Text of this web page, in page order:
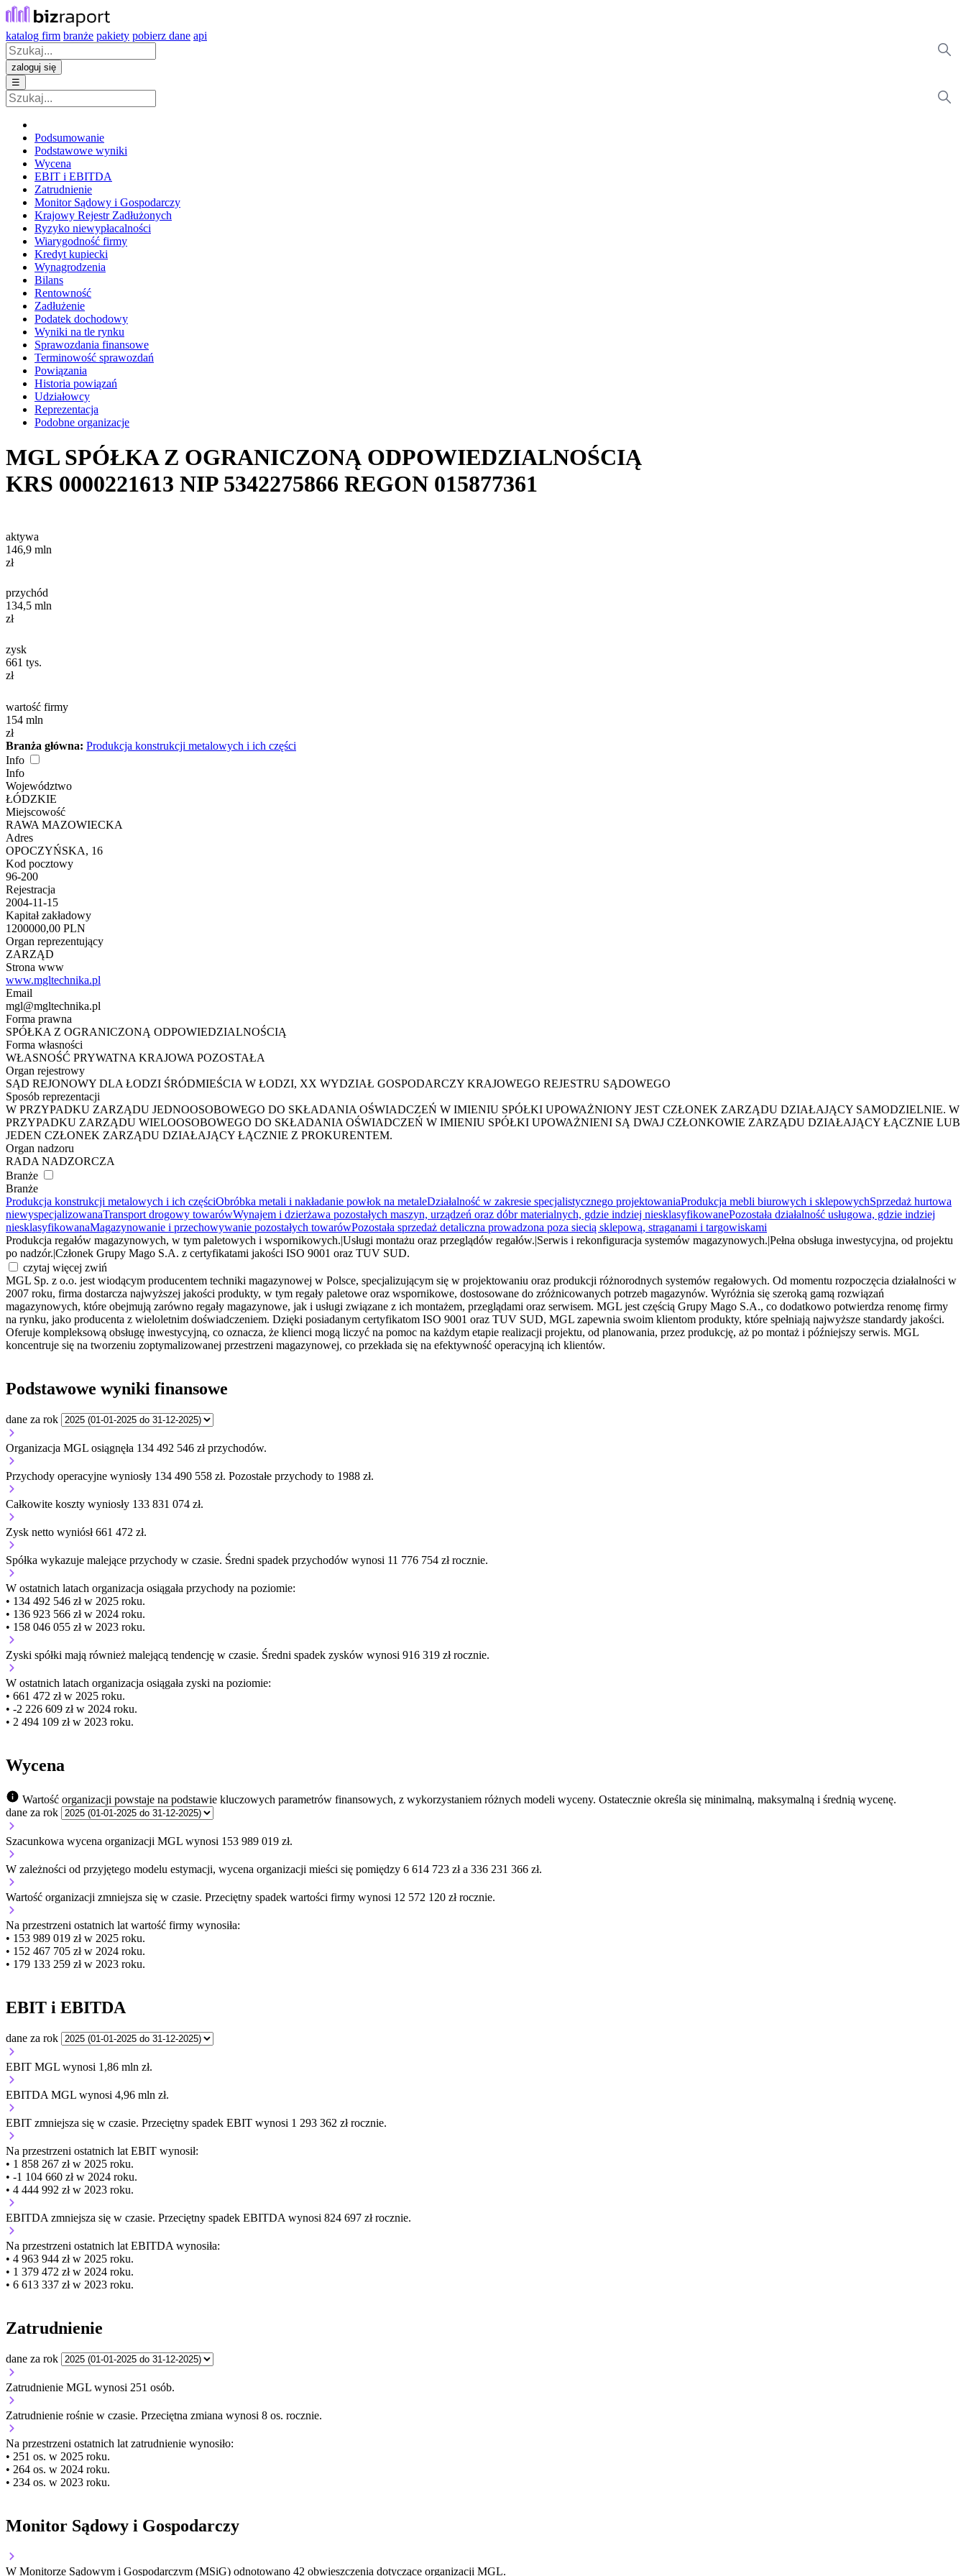
katalog firm branże pakiety pobierz dane api
zaloguj się
☰
Podsumowanie
Podstawowe wyniki
Wycena
EBIT i EBITDA
Zatrudnienie
Monitor Sądowy i Gospodarczy
Krajowy Rejestr Zadłużonych
Ryzyko niewypłacalności
Wiarygodność firmy
Kredyt kupiecki
Wynagrodzenia
Bilans
Rentowność
Zadłużenie
Podatek dochodowy
Wyniki na tle rynku
Sprawozdania finansowe
Terminowość sprawozdań
Powiązania
Historia powiązań
Udziałowcy
Reprezentacja
Podobne organizacje
MGL SPÓŁKA Z OGRANICZONĄ ODPOWIEDZIALNOŚCIĄ
KRS 0000221613 NIP 5342275866 REGON 015877361
aktywa
146,9 mln
zł
przychód
134,5 mln
zł
zysk
661 tys.
zł
wartość firmy
154 mln
zł
Branża główna: Produkcja konstrukcji metalowych i ich części
Info
Info
Województwo
ŁÓDZKIE
Miejscowość
RAWA MAZOWIECKA
Adres
OPOCZYŃSKA, 16
Kod pocztowy
96-200
Rejestracja
2004-11-15
Kapitał zakładowy
1200000,00 PLN
Organ reprezentujący
ZARZĄD
Strona www
www.mgltechnika.pl
Email
mgl@mgltechnika.pl
Forma prawna
SPÓŁKA Z OGRANICZONĄ ODPOWIEDZIALNOŚCIĄ
Forma własności
WŁASNOŚĆ PRYWATNA KRAJOWA POZOSTAŁA
Organ rejestrowy
SĄD REJONOWY DLA ŁODZI ŚRÓDMIEŚCIA W ŁODZI, XX WYDZIAŁ GOSPODARCZY KRAJOWEGO REJESTRU SĄDOWEGO
Sposób reprezentacji
W PRZYPADKU ZARZĄDU JEDNOOSOBOWEGO DO SKŁADANIA OŚWIADCZEŃ W IMIENIU SPÓŁKI UPOWAŻNIONY JEST CZŁONEK ZARZĄDU DZIAŁAJĄCY SAMODZIELNIE. W
PRZYPADKU ZARZĄDU WIELOOSOBOWEGO DO SKŁADANIA OŚWIADCZEŃ W IMIENIU SPÓŁKI UPOWAŻNIENI SĄ DWAJ CZŁONKOWIE ZARZĄDU DZIAŁAJĄCY ŁĄCZNIE LUB
JEDEN CZŁONEK ZARZĄDU DZIAŁAJĄCY ŁĄCZNIE Z PROKURENTEM.
Organ nadzoru
RADA NADZORCZA
Branże
Branże
Produkcja konstrukcji metalowych i ich częściObróbka metali i nakładanie powłok na metaleDziałalność w zakresie specjalistycznego projektowaniaProdukcja mebli biurowych i sklepowychSprzedaż hurtowa
niewyspecjalizowanaTransport drogowy towarówWynajem i dzierżawa pozostałych maszyn, urządzeń oraz dóbr materialnych, gdzie indziej niesklasyfikowanePozostała działalność usługowa, gdzie indziej
niesklasyfikowanaMagazynowanie i przechowywanie pozostałych towarówPozostała sprzedaż detaliczna prowadzona poza siecią sklepową, straganami i targowiskami
Produkcja regałów magazynowych, w tym paletowych i wspornikowych. Usługi montażu oraz przeglądów regałów. Serwis i rekonfiguracja systemów magazynowych. Pełna obsługa inwestycyjna, od projektu
po nadzór. Członek Grupy Mago S.A. z certyfikatami jakości ISO 9001 oraz TUV SUD.
czytaj więcej zwiń
MGL Sp. z o.o. jest wiodącym producentem techniki magazynowej w Polsce, specjalizującym się w projektowaniu oraz produkcji różnorodnych systemów regałowych. Od momentu rozpoczęcia działalności w
2007 roku, firma dostarcza najwyższej jakości produkty, w tym regały paletowe oraz wspornikowe, dostosowane do zróżnicowanych potrzeb magazynów. Wyróżnia się szeroką gamą rozwiązań
magazynowych, które obejmują zarówno regały magazynowe, jak i usługi związane z ich montażem, przeglądami oraz serwisem. MGL jest częścią Grupy Mago S.A., co dodatkowo potwierdza renomę firmy
na rynku, jako producenta z wieloletnim doświadczeniem. Dzięki posiadanym certyfikatom ISO 9001 oraz TUV SUD, MGL zapewnia swoim klientom produkty, które spełniają najwyższe standardy jakości.
Oferuje kompleksową obsługę inwestycyjną, co oznacza, że klienci mogą liczyć na pomoc na każdym etapie realizacji projektu, od planowania, przez produkcję, aż po montaż i późniejszy serwis. MGL
koncentruje się na tworzeniu zoptymalizowanej przestrzeni magazynowej, co przekłada się na efektywność operacyjną ich klientów.
Podstawowe wyniki finansowe
dane za rok
Organizacja MGL osiągnęła 134 492 546 zł przychodów.
Przychody operacyjne wyniosły 134 490 558 zł. Pozostałe przychody to 1988 zł.
Całkowite koszty wyniosły 133 831 074 zł.
Zysk netto wyniósł 661 472 zł.
Spółka wykazuje malejące przychody w czasie. Średni spadek przychodów wynosi 11 776 754 zł rocznie.
W ostatnich latach organizacja osiągała przychody na poziomie:
• 134 492 546 zł w 2025 roku.
• 136 923 566 zł w 2024 roku.
• 158 046 055 zł w 2023 roku.
Zyski spółki mają również malejącą tendencję w czasie. Średni spadek zysków wynosi 916 319 zł rocznie.
W ostatnich latach organizacja osiągała zyski na poziomie:
• 661 472 zł w 2025 roku.
• -2 226 609 zł w 2024 roku.
• 2 494 109 zł w 2023 roku.
Wycena
Wartość organizacji powstaje na podstawie kluczowych parametrów finansowych, z wykorzystaniem różnych modeli wyceny. Ostatecznie określa się minimalną, maksymalną i średnią wycenę.
dane za rok
Szacunkowa wycena organizacji MGL wynosi 153 989 019 zł.
W zależności od przyjętego modelu estymacji, wycena organizacji mieści się pomiędzy 6 614 723 zł a 336 231 366 zł.
Wartość organizacji zmniejsza się w czasie. Przeciętny spadek wartości firmy wynosi 12 572 120 zł rocznie.
Na przestrzeni ostatnich lat wartość firmy wynosiła:
• 153 989 019 zł w 2025 roku.
• 152 467 705 zł w 2024 roku.
• 179 133 259 zł w 2023 roku.
EBIT i EBITDA
dane za rok
EBIT MGL wynosi 1,86 mln zł.
EBITDA MGL wynosi 4,96 mln zł.
EBIT zmniejsza się w czasie. Przeciętny spadek EBIT wynosi 1 293 362 zł rocznie.
Na przestrzeni ostatnich lat EBIT wynosił:
• 1 858 267 zł w 2025 roku.
• -1 104 660 zł w 2024 roku.
• 4 444 992 zł w 2023 roku.
EBITDA zmniejsza się w czasie. Przeciętny spadek EBITDA wynosi 824 697 zł rocznie.
Na przestrzeni ostatnich lat EBITDA wynosiła:
• 4 963 944 zł w 2025 roku.
• 1 379 472 zł w 2024 roku.
• 6 613 337 zł w 2023 roku.
Zatrudnienie
dane za rok
Zatrudnienie MGL wynosi 251 osób.
Zatrudnienie rośnie w czasie. Przeciętna zmiana wynosi 8 os. rocznie.
Na przestrzeni ostatnich lat zatrudnienie wynosiło:
• 251 os. w 2025 roku.
• 264 os. w 2024 roku.
• 234 os. w 2023 roku.
Monitor Sądowy i Gospodarczy
W Monitorze Sądowym i Gospodarczym (MSiG) odnotowano 42 obwieszczenia dotyczące organizacji MGL.